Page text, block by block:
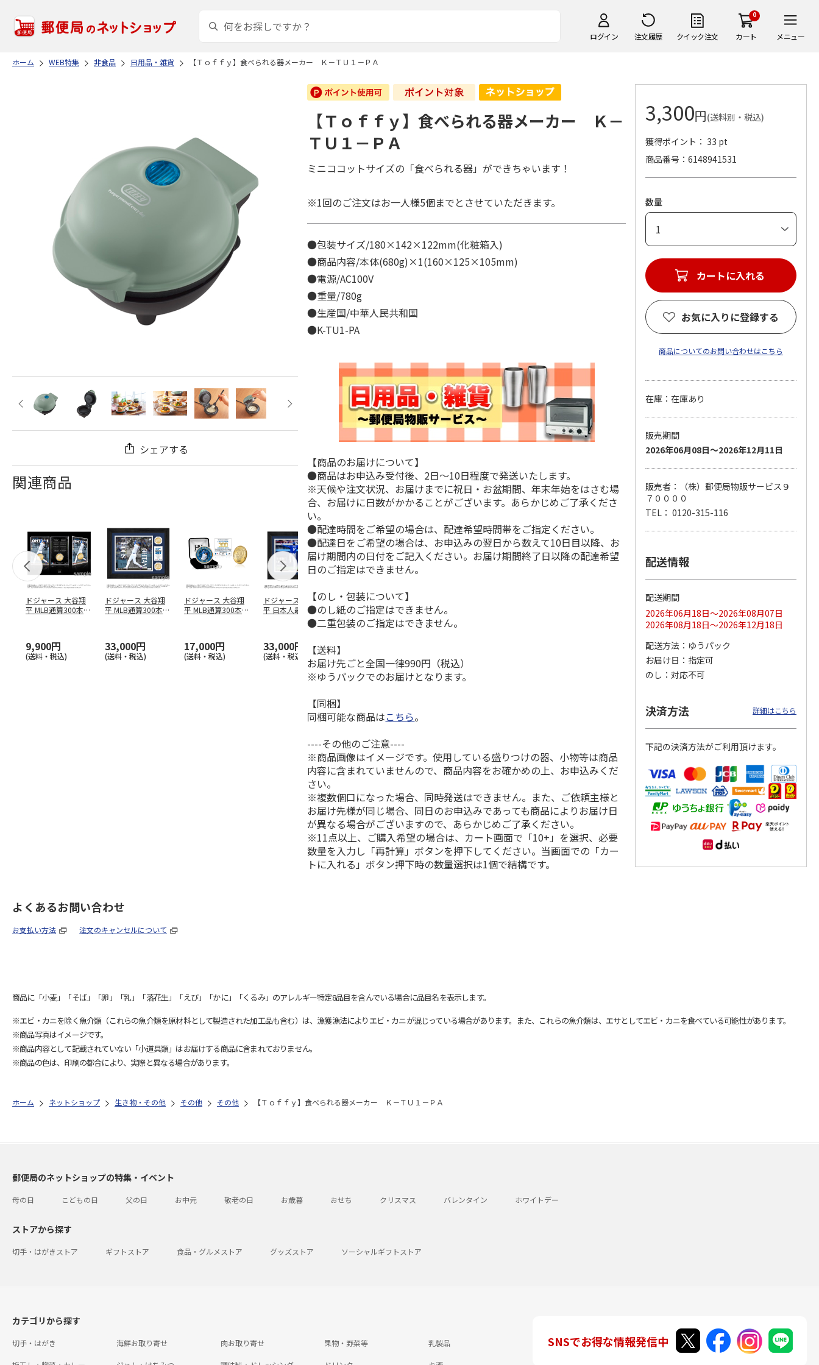
ログイン 注文履歴 クイック注文
0
カート メニュー
ホーム WEB特集 非食品 日用品・雑貨 【Ｔｏｆｆｙ】食べられる器メーカー Ｋ－ＴＵ１－ＰＡ
シェアする
関連商品
ドジャース 大谷翔
平 MLB通算300本塁
9,900円
(送料・税込)
ドジャース 大谷翔
平 MLB通算300本塁
33,000円
(送料・税込)
ドジャース 大谷翔
平 MLB通算300本塁
17,000円
(送料・税込)
ドジャース 大谷翔
平 日本人最多53試
合連続出塁記念 ダ
33,000円
(送料・税込)
MLB ドジャース 大
谷翔平 2026 NL 3・
4月投手…
平 日本人最多53試
合連続出塁記念 コ
イ…
ドジャース 大谷翔
平 日本人最多53試
合連続出塁記念 シ
ル…
17,000円
(送料・税込)
谷翔平 2026 NL 3・
4月投手…
【Ｔｏｆｆｙ】食べられる器メーカー Ｋ－
ＴＵ１－ＰＡ
ミニココットサイズの「食べられる器」ができちゃいます！
※1回のご注文はお一人様5個までとさせていただきます。
●包装サイズ/180×142×122mm(化粧箱入)
●商品内容/本体(680g)×1(160×125×105mm)
●電源/AC100V
●重量/780g
●生産国/中華人民共和国
●K-TU1-PA
【商品のお届けについて】
●商品はお申込み受付後、2日～10日程度で発送いたします。
※天候や注文状況、お届けまでに祝日・お盆期間、年末年始をはさむ場
合、お届けに日数がかかることがございます。あらかじめご了承くださ
い。
●配達時間をご希望の場合は、配達希望時間帯をご指定ください。
●配達日をご希望の場合は、お申込みの翌日から数えて10日目以降、お
届け期間内の日付をご記入ください。お届け期間終了日以降の配達希望
日のご指定はできません。
【のし・包装について】
●のし紙のご指定はできません。
●二重包装のご指定はできません。
【送料】
お届け先ごと全国一律990円（税込）
※ゆうパックでのお届けとなります。
【同梱】
同梱可能な商品はこちら。
----その他のご注意----
※商品画像はイメージです。使用している盛りつけの器、小物等は商品
内容に含まれていませんので、商品内容をお確かめの上、お申込みくだ
さい。
※複数個口になった場合、同時発送はできません。また、ご依頼主様と
お届け先様が同じ場合、同日のお申込みであっても商品によりお届け日
が異なる場合がございますので、あらかじめご了承ください。
※11点以上、ご購入希望の場合は、カート画面で「10+」を選択、必要
数量を入力し「再計算」ボタンを押下してください。当画面での「カー
トに入れる」ボタン押下時の数量選択は1個で結構です。
3,300円(送料別・税込)
獲得ポイント： 33 pt
商品番号
6148941531
数量
カートに入れる
お気に入りに登録する
商品についてのお問い合わせはこちら
在庫：在庫あり
販売期間
2026年06月08日～2026年12月11日
販売者：（株）郵便局物販サービス９
７００００
TEL： 0120-315-116
配送情報
配送期間
2026年06月18日～2026年08月07日
2026年08月18日～2026年12月18日
配送方法
ゆうパック
お届け日
指定可
のし
対応不可
決済方法 詳細はこちら
下記の決済方法がご利用頂けます。
よくあるお問い合わせ
お支払い方法 注文のキャンセルについて
商品に「小麦」「そば」「卵」「乳」「落花生」「えび」「かに」「くるみ」のアレルギー特定8品目を含んでいる場合に品目名を表示します。
※エビ・カニを除く魚介類（これらの魚介類を原材料として製造された加工品も含む）は、漁獲漁法によりエビ・カニが混じっている場合があります。また、これらの魚介類は、エサとしてエビ・カニを食べている可能性があります。
※商品写真はイメージです。
※商品内容として記載されていない「小道具類」はお届けする商品に含まれておりません。
※商品の色は、印刷の都合により、実際と異なる場合があります。
ホーム ネットショップ 生き物・その他 その他 その他 【Ｔｏｆｆｙ】食べられる器メーカー Ｋ－ＴＵ１－ＰＡ
郵便局のネットショップの特集・イベント
母の日 こどもの日 父の日 お中元 敬老の日 お歳暮 おせち クリスマス バレンタイン ホワイトデー
ストアから探す
切手・はがきストア ギフトストア 食品・グルメストア グッズストア ソーシャルギフトストア
カテゴリから探す
切手・はがき 海鮮お取り寄せ 肉お取り寄せ 果物・野菜等 乳製品 SNSでお得な情報発信中